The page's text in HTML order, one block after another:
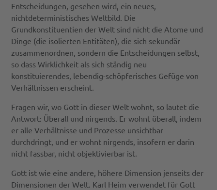
Entscheidungen, gesehen wird, ein neues,
nichtdeterministisches Weltbild. Die
Grundkonstituentien der Welt sind nicht die Atome und
Dinge (die isolierten Entitäten), die sich sekundär
zusammenordnen, sondern die Entscheidungen selbst,
so dass Wirklichkeit als sich ständig neu
konstituierendes, lebendig-schöpferisches Gefüge von
Verhältnissen erscheint.
Fragen wir, wo Gott in dieser Welt wohnt, so lautet die
Antwort: Überall und nirgends. Er wohnt überall, indem
er alle Verhältnisse und Prozesse unsichtbar
durchdringt, und er wohnt nirgends, insofern er darin
nicht fassbar, nicht objektivierbar ist.
Gott ist wie eine andere, höhere Dimension jenseits der
Dimensionen der Welt. Karl Heim verwendet für Gott